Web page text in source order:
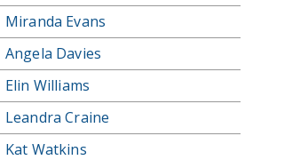
Miranda Evans
Angela Davies
Elin Williams
Leandra Craine
Kat Watkins